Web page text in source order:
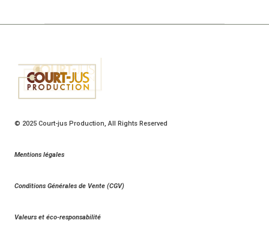
© 2025 Court-jus Production, All Rights Reserved
Mentions légales
Conditions Générales de Vente (CGV)
Valeurs et éco-responsabilité